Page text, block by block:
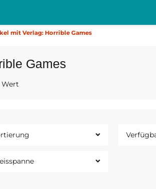
mit Verlag: Horrible Games
Games
Wert